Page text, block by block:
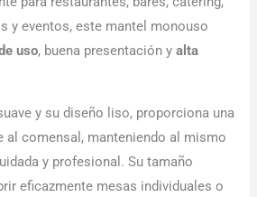
y eventos, este mantel monouso
uso, buena presentación yalta
y su diseño liso, proporciona una
al comensal, manteniendo al mismo
y profesional. Su tamaño
eficazmente mesas individuales o